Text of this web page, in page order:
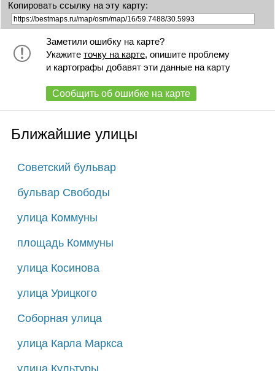
Копировать ссылку на эту карту:
Заметили ошибку на карте?
Укажите точку на карте, опишите проблему
и картографы добавят эти данные на карту
Сообщить об ошибке на карте
Ближайшие улицы
Советский бульвар
бульвар Свободы
улица Коммуны
площадь Коммуны
улица Косинова
улица Урицкого
Соборная улица
улица Карла Маркса
улица Культуры